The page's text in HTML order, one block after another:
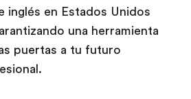
inglés en Estados Unidos
una herramienta
puertas a tu futuro